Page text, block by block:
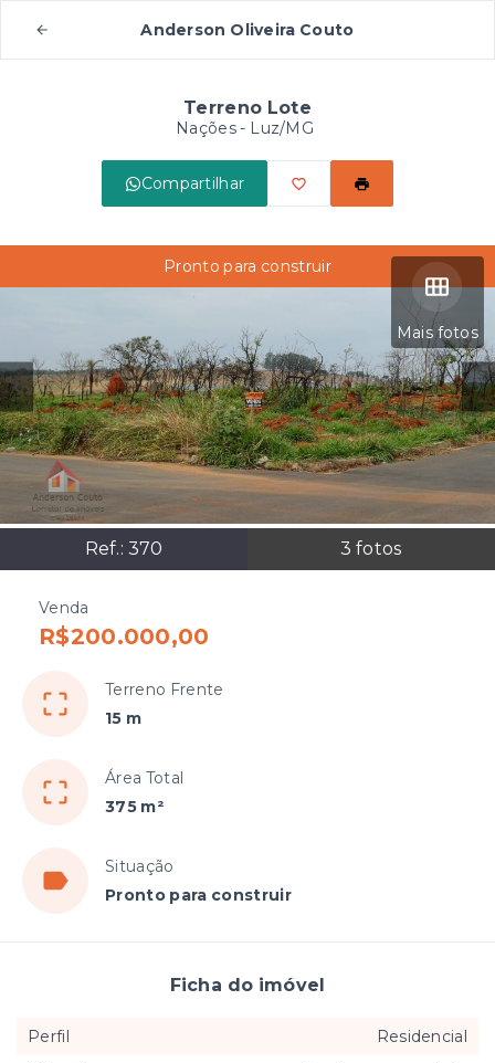
Anderson Oliveira Couto
Terreno Lote
Nações - Luz/MG
Compartilhar
Mais fotos
Ref.: 370 3 fotos
Pronto para construir
Venda
R$200.000,00
Terreno Frente
15 m
Área Total
375 m²
Situação
Pronto para construir
Ficha do imóvel
Perfil
Residencial